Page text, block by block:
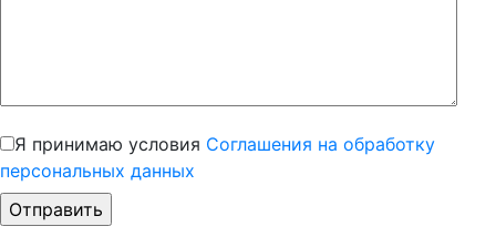
Я принимаю условия Соглашения на обработку
персональных данных